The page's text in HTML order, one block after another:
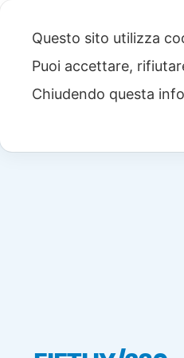
Questo sito utilizza
Puoi accettare,
Chiudendo questa